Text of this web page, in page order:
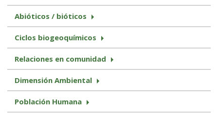
Abióticos / bióticos
Ciclos biogeoquímicos
Relaciones en comunidad
Dimensión Ambiental
Población Humana